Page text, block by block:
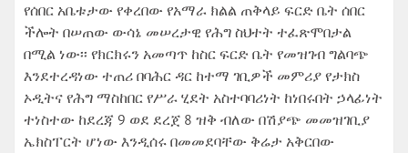
የሰበር አቤቱታው የቀረበው የአማራ ክልል ጠቅላይ ፍርድ ቤት ሰበር
ችሎት በሠጠው ውሳኔ መሠረታዊ የሕግ ስህተት ተፈጽሞበታል
በሚል ነው፡፡ የክርክሩን አመጣጥ ከስር ፍርድ ቤት የመዝገብ ግልባጭ
እንደተረዳነው ተጠሪ በባሕር ዳር ከተማ ገቢዎች መምሪያ የታክስ
ኦዲትና የሕግ ማስከበር የሥራ ሂደት አስተባባሪነት ከነበሩበት ኃላፊነት
ተነስተው ከደረጃ 9 ወደ ደረጀ 8 ዝቅ ብለው በሽያጭ መመዝገቢያ
ኤክስፐርት ሆነው እንዲሰሩ በመመደባቸው ቅሬታ አቅርበው